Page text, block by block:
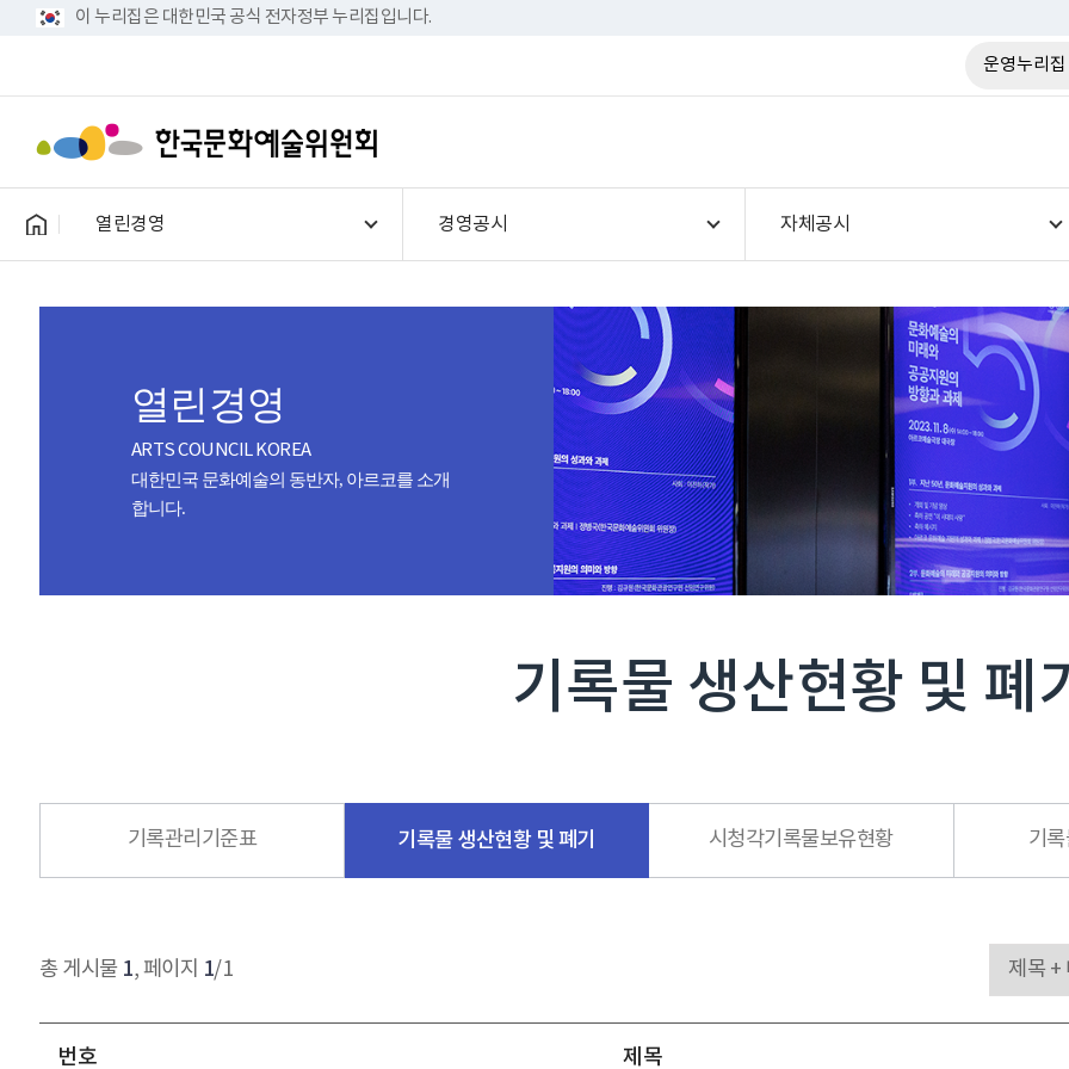
이 누리집은 대한민국 공식 전자정부 누리집입니다.
운영누리집
열린경영 경영공시 자체공시
열린경영
ARTS COUNCIL KOREA
대한민국 문화예술의 동반자, 아르코를 소개
합니다.
기록물 생산현황 및 폐
기록관리기준표 기록물 생산현황 및 폐기 시청각기록물보유현황 기
총 게시물 1, 페이지 1/1
번호 제목